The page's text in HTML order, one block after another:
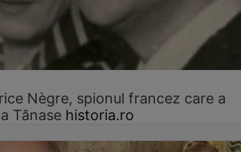
Nègre, spionul francez care a
Tănase historia.ro